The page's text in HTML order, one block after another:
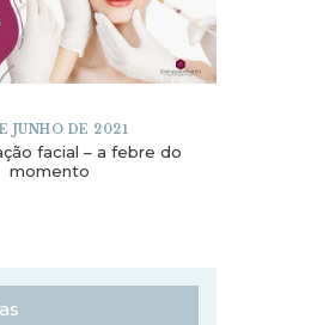
JUNHO DE 2021
facial – a febre do
momento